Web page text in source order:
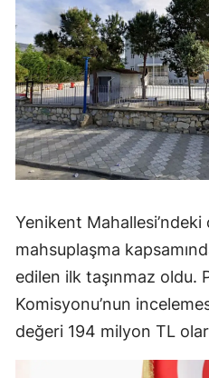
Yenikent Mahallesi’ndeki
mahsuplaşma
edilen ilk taşınmaz oldu.
Komisyonu’nun
değeri 194 milyon TL